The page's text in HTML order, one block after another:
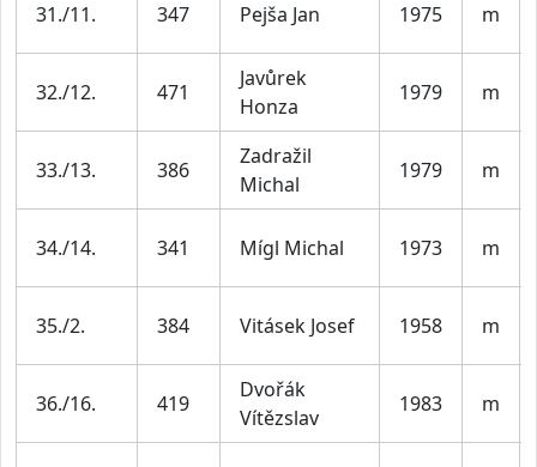
31./11. 347 Pejša Jan 1975 m
32./12. 471
Javůrek
Honza
1979 m
33./13. 386
Zadražil
Michal
1979 m
34./14. 341 Mígl Michal 1973 m
35./2. 384 Vitásek Josef 1958 m
36./16. 419
Dvořák
Vítězslav
1983 m